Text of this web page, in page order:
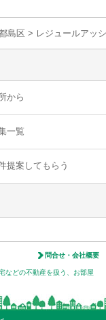
島区 > レジュールアッ
から
一覧
提案してもらう
問合せ・会社概要
などの不動産を扱う、お部屋